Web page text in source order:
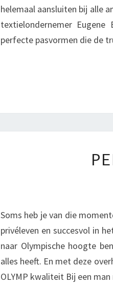
helemaal aansluiten bij alle
textielondernemer
perfecte pasvormen die de
Soms heb je van die
privéleven en succesvol in
naar Olympische hoogte
alles heeft. En met deze
OLYMP kwaliteit Bij een